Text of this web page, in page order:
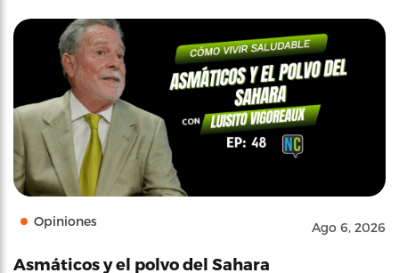
Opiniones Ago 6, 2026
Asmáticos y el polvo del Sahara